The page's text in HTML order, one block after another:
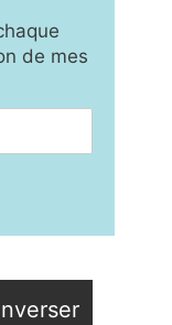
de mes